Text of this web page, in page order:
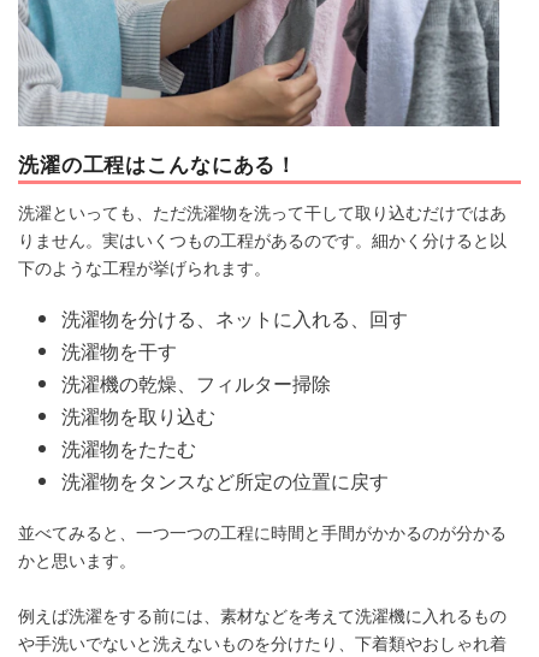
洗濯の工程はこんなにある！
洗濯といっても、ただ洗濯物を洗って干して取り込むだけではあ
りません。実はいくつもの工程があるのです。細かく分けると以
下のような工程が挙げられます。
洗濯物を分ける、ネットに入れる、回す
洗濯物を干す
洗濯機の乾燥、フィルター掃除
洗濯物を取り込む
洗濯物をたたむ
洗濯物をタンスなど所定の位置に戻す
並べてみると、一つ一つの工程に時間と手間がかかるのが分かる
かと思います。
例えば洗濯をする前には、素材などを考えて洗濯機に入れるもの
や手洗いでないと洗えないものを分けたり、下着類やおしゃれ着